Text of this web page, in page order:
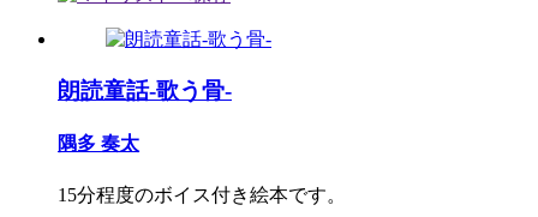
朗読童話-歌う骨-
隅多 奏太
15分程度のボイス付き絵本です。